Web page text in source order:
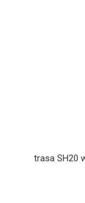
trasa SH20